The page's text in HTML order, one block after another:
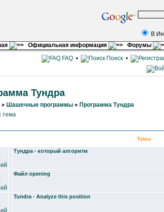
В
Официальная информация Форумы
FAQ• Поиск•
Тундра
» Шашечные программы » Программа Тундра
Темы
Тундра - который алгоритм
Файл opening
Tundra - Analyze this position